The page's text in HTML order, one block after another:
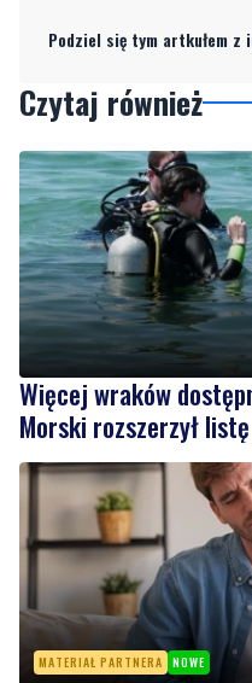
Podziel się tym artkułem z
Czytaj również
Więcej wraków
Morski rozszerzył
MATERIAŁ PARTNERA NOWE